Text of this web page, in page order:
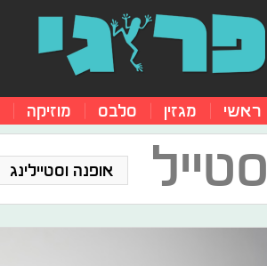
ראשי מגזין סלבס מוזיקה
סטייל אופנה וסטיילינג